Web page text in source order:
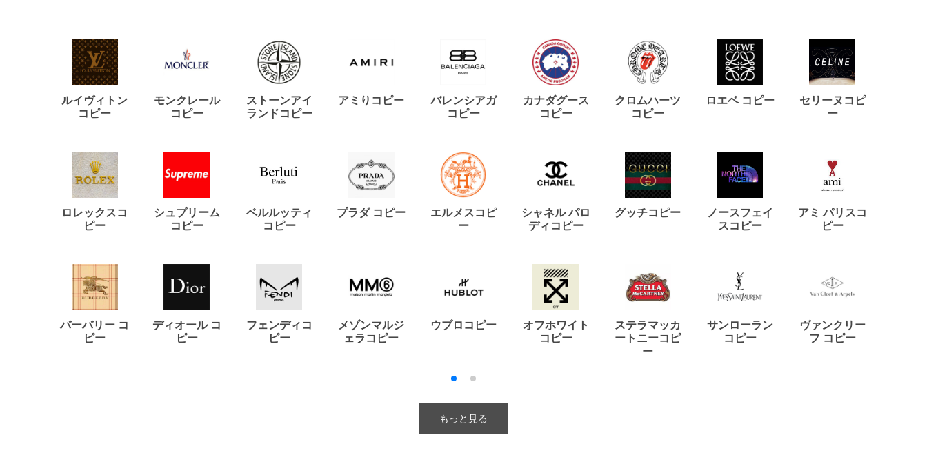
ルイヴィトン
コピー
モンクレール
コピー
ストーンアイ
ランドコピー
アミりコピー
バレンシアガ
コピー
カナダグース
コピー
クロムハーツ
コピー
ロエベ コピー
セリーヌコピ
ー
ロレックスコ
ピー
シュプリーム
コピー
ベルルッティ
コピー
プラダ コピー
エルメスコピ
ー
シャネル パロ
ディコピー
グッチコピー
ノースフェイ
スコピー
アミ パリスコ
ピー
バーバリー コ
ピー
ディオール コ
ピー
フェンディコ
ピー
メゾンマルジ
ェラコピー
ウブロコピー
オフホワイト
コピー
ステラマッカ
ートニーコピ
ー
サンローラン
コピー
ヴァンクリー
フ コピー
もっと見る